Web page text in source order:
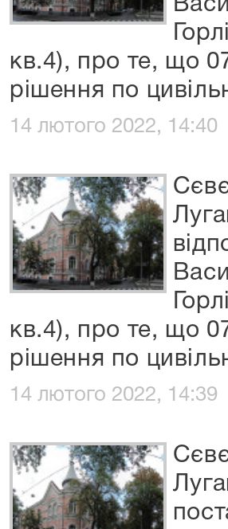
кв.4), про те, що
рішення по
14 лютого 2022, 14:40
кв.4), про те, що
рішення по
14 лютого 2022, 14:39